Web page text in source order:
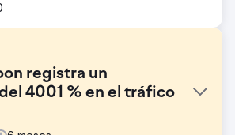
registra un
4001 % en el tráfico